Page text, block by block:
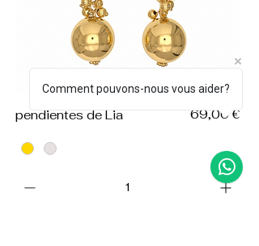
pendientes de Lia Precio
69,00 €
Comment pouvons-nous vous aider?